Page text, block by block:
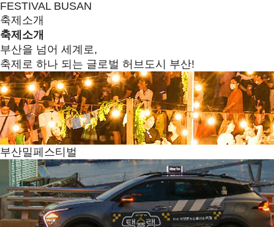
FESTIVAL BUSAN
축제소개
축제소개
부산을 넘어 세계로,
축제로 하나 되는 글로벌 허브도시 부산!
부산밀페스티벌